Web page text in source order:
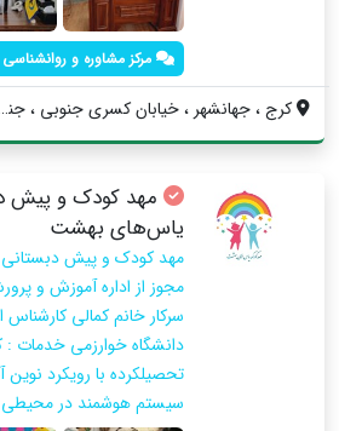
مرکز مشاوره و روانشناسی
کرج ، جهانشهر ، خیابان کسری جنوبی ، جنب ...
مهد کودک و پیش
یاس‌های بهشت
مهد کودک و پیش
مجوز از اداره آموزش و
سرکار خانم کمالی کارشناس
دانشگاه خوارزمی خدمات
تحصیلکرده با رویکرد
سیستم هوشمند در محیطی